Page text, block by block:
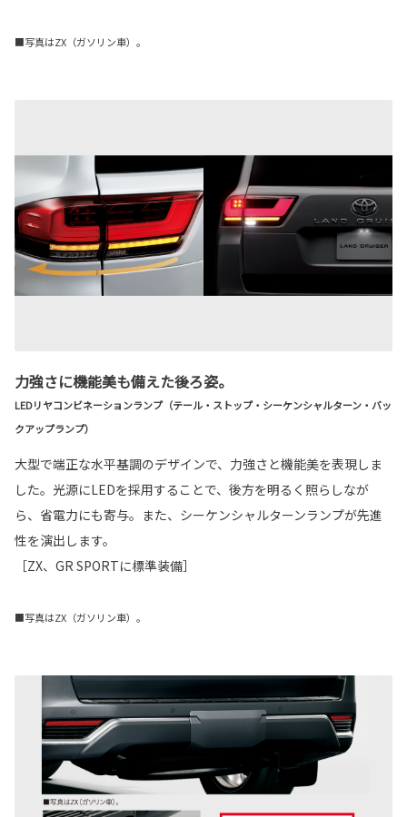
■写真はZX（ガソリン車）。
力強さに機能美も備えた後ろ姿。
LEDリヤコンビネーションランプ（テール・ストップ・シーケンシャルターン・バッ
クアップランプ）
大型で端正な水平基調のデザインで、力強さと機能美を表現しま
した。光源にLEDを採用することで、後方を明るく照らしなが
ら、省電力にも寄与。また、シーケンシャルターンランプが先進
性を演出します。
［ZX、GR SPORTに標準装備］
■写真はZX（ガソリン車）。